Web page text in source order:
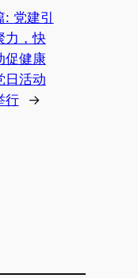
: 党建引
力，快
促健康
活动
行
→